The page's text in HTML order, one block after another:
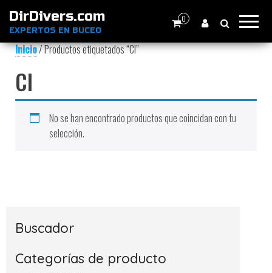
DirDivers.com
EXPERTOS EN BUCEO
0
Inicio/ Productos etiquetados “CI”
CI
No se han encontrado productos que coincidan con tu
selección.
Buscador
Categorías de producto